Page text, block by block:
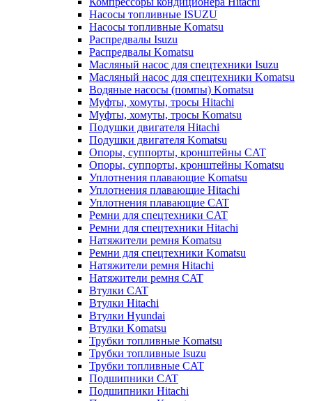
Насосы топливные ISUZU
Насосы топливные Komatsu
Распредвалы Isuzu
Распредвалы Komatsu
Масляный насос для спецтехники Isuzu
Масляный насос для спецтехники Komatsu
Водяные насосы (помпы) Komatsu
Муфты, хомуты, тросы Hitachi
Муфты, хомуты, тросы Komatsu
Подушки двигателя Hitachi
Подушки двигателя Komatsu
Опоры, суппорты, кронштейны CAT
Опоры, суппорты, кронштейны Komatsu
Уплотнения плавающие Komatsu
Уплотнения плавающие Hitachi
Уплотнения плавающие CAT
Ремни для спецтехники CAT
Ремни для спецтехники Hitachi
Натяжители ремня Komatsu
Ремни для спецтехники Komatsu
Натяжители ремня Hitachi
Натяжители ремня CAT
Втулки CAT
Втулки Hitachi
Втулки Hyundai
Втулки Komatsu
Трубки топливные Komatsu
Трубки топливные Isuzu
Трубки топливные CAT
Подшипники CAT
Подшипники Hitachi